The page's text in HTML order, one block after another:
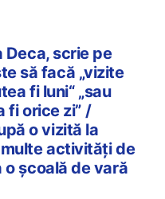
Deca, scrie pe
să facă „vizite
fi luni“ „sau
fi orice zi” /
o vizită la
activități de
o școală de vară